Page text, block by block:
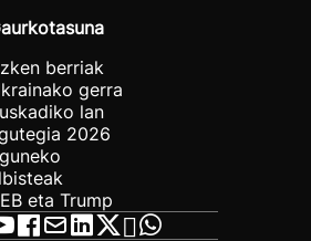
berriak
gerra
lan
2026
eta Trump